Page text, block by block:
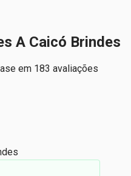
A Caicó Brindes
em 183 avaliações